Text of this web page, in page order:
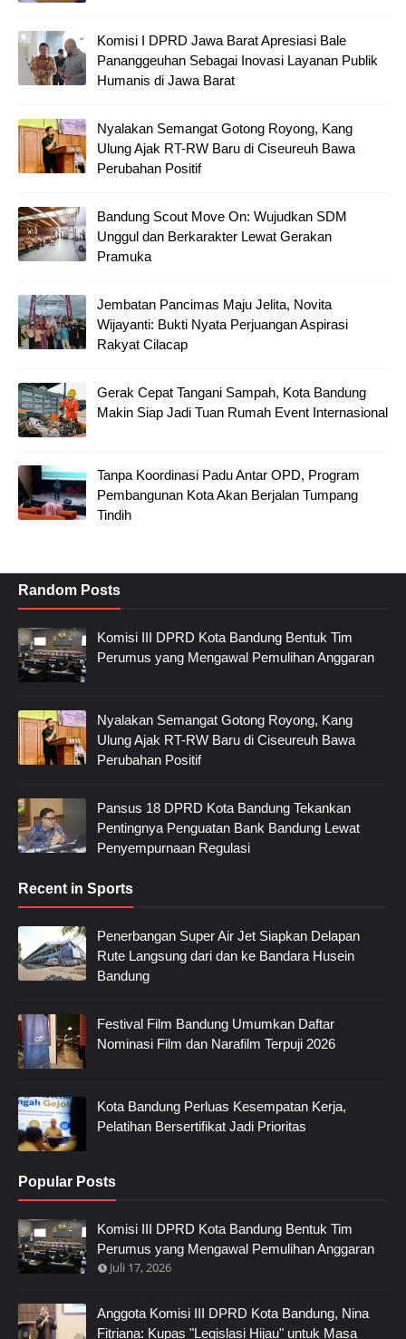
Komisi I DPRD Jawa Barat Apresiasi Bale
Pananggeuhan Sebagai Inovasi Layanan Publik
Humanis di Jawa Barat
Nyalakan Semangat Gotong Royong, Kang
Ulung Ajak RT-RW Baru di Ciseureuh Bawa
Perubahan Positif
Bandung Scout Move On: Wujudkan SDM
Unggul dan Berkarakter Lewat Gerakan
Pramuka
Jembatan Pancimas Maju Jelita, Novita
Wijayanti: Bukti Nyata Perjuangan Aspirasi
Rakyat Cilacap
Gerak Cepat Tangani Sampah, Kota Bandung
Makin Siap Jadi Tuan Rumah Event Internasional
Tanpa Koordinasi Padu Antar OPD, Program
Pembangunan Kota Akan Berjalan Tumpang
Tindih
Random Posts
Komisi III DPRD Kota Bandung Bentuk Tim
Perumus yang Mengawal Pemulihan Anggaran
Nyalakan Semangat Gotong Royong, Kang
Ulung Ajak RT-RW Baru di Ciseureuh Bawa
Perubahan Positif
Pansus 18 DPRD Kota Bandung Tekankan
Pentingnya Penguatan Bank Bandung Lewat
Penyempurnaan Regulasi
Recent in Sports
Penerbangan Super Air Jet Siapkan Delapan
Rute Langsung dari dan ke Bandara Husein
Bandung
Festival Film Bandung Umumkan Daftar
Nominasi Film dan Narafilm Terpuji 2026
Kota Bandung Perluas Kesempatan Kerja,
Pelatihan Bersertifikat Jadi Prioritas
Popular Posts
Komisi III DPRD Kota Bandung Bentuk Tim
Perumus yang Mengawal Pemulihan Anggaran
Juli 17, 2026
Anggota Komisi III DPRD Kota Bandung, Nina
Fitriana: Kupas "Legislasi Hijau" untuk Masa